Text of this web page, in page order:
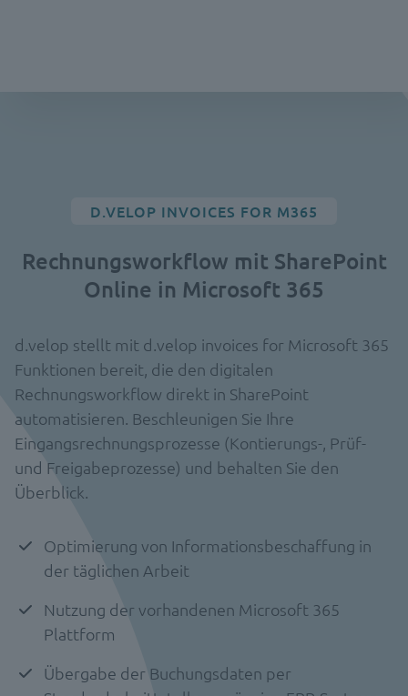
D.VELOP INVOICES FOR M365
Rechnungsworkflow mit SharePoint
Online in Microsoft 365
d.velop stellt mit d.velop invoices for Microsoft 365
Funktionen bereit, die den digitalen
Rechnungsworkflow direkt in SharePoint
automatisieren. Beschleunigen Sie Ihre
Eingangsrechnungsprozesse (Kontierungs-, Prüf-
und Freigabeprozesse) und behalten Sie den
Überblick.
Optimierung von Informationsbeschaffung in
der täglichen Arbeit
Nutzung der vorhandenen Microsoft 365
Plattform
Übergabe der Buchungsdaten per